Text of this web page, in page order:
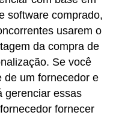
software comprado,
usarem o
da compra de
Se você
de um fornecedor e
gerenciar essas
fornecer